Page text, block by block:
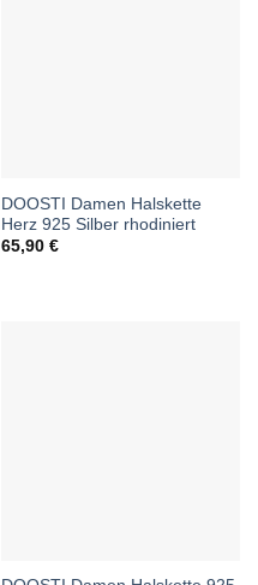
DOOSTI Damen Halskette
Herz 925 Silber rhodiniert
65,90 €